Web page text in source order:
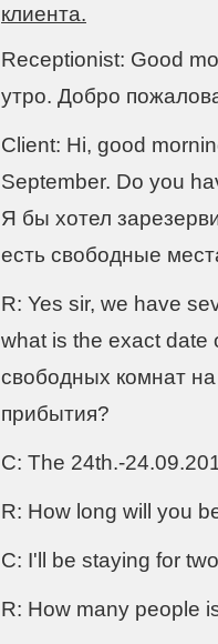
клиента.
Receptionist: Good
утро. Добро
Client: Hi, good
September. Do you
Я бы хотел
есть свободные
R: Yes sir, we have
what is the exact date
свободных комнат
прибытия?
C: The 24th.-
R: How long will you
C: I'll be staying for
R: How many people